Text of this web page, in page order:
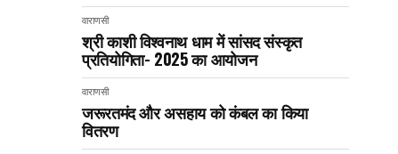
वाराणसी
श्री काशी विश्वनाथ धाम में सांसद संस्कृत
प्रतियोगिता- 2025 का आयोजन
वाराणसी
जरूरतमंद और असहाय को कंबल का किया
वितरण